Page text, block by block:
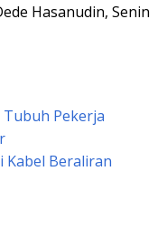
Hasanudin, Senin
Pekerja
Kabel Beraliran